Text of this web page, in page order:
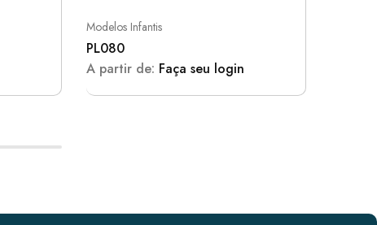
Modelos Infantis
PL080
A partir de: Faça seu login